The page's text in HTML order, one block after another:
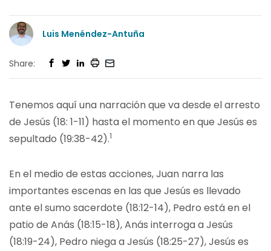
Luis Menéndez-Antuña
Share:
Tenemos aquí una narración que va desde el arresto
de Jesús (18: 1-11) hasta el momento en que Jesús es
sepultado (19:38-42).1
En el medio de estas acciones, Juan narra las
importantes escenas en las que Jesús es llevado
ante el sumo sacerdote (18:12-14), Pedro está en el
patio de Anás (18:15-18), Anás interroga a Jesús
(18:19-24), Pedro niega a Jesús (18:25-27), Jesús es